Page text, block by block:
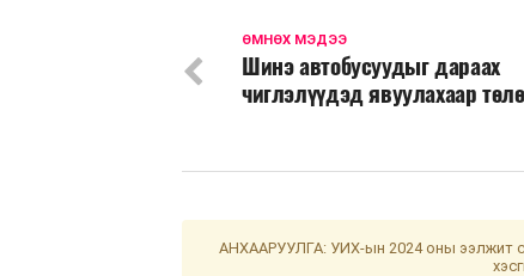
ӨМНӨХ МЭДЭЭ
Шинэ автобусуудыг дараах
чиглэлүүдэд явуулахаар
АНХААРУУЛГА: УИХ-ын 2024 оны ээлжит